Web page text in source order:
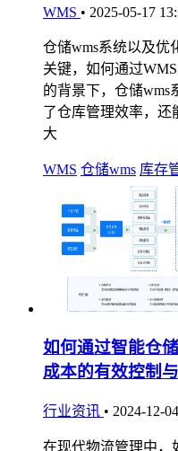
WMS • 2025-05-17
仓储wms系统以及优
关键，如何通过
的背景下，仓储wms
了仓库管理效率，还
大
WMS 仓储wms 库存
如何通过智能仓
成本的有效控制
行业资讯 • 2024-12-
在现代物流管理中，